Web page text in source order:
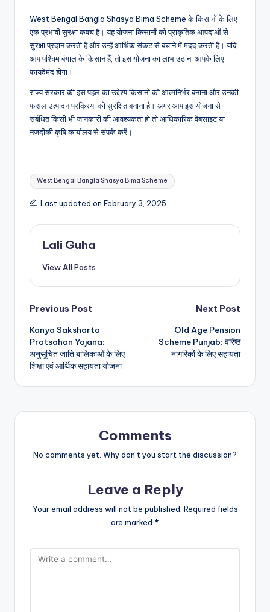
West Bengal Bangla Shasya Bima Scheme के किसानों के लिए
एक प्रभावी सुरक्षा कवच है। यह योजना किसानों को प्राकृतिक आपदाओं से
सुरक्षा प्रदान करती है और उन्हें आर्थिक संकट से बचाने में मदद करती है। यदि
आप पश्चिम बंगाल के किसान हैं, तो इस योजना का लाभ उठाना आपके लिए
फायदेमंद होगा।
राज्य सरकार की इस पहल का उद्देश्य किसानों को आत्मनिर्भर बनाना और उनकी
फसल उत्पादन प्रक्रिया को सुरक्षित बनाना है। अगर आप इस योजना से
संबंधित किसी भी जानकारी की आवश्यकता हो तो आधिकारिक वेबसाइट या
नजदीकी कृषि कार्यालय से संपर्क करें।
Tags:
West Bengal Bangla Shasya Bima Scheme
Last updated on February 3, 2025
Lali Guha
View All Posts
Post
navigation
Previous Post
Kanya Saksharta
Protsahan Yojana:
अनुसूचित जाति बालिकाओं के लिए
शिक्षा एवं आर्थिक सहायता योजना
Next Post
Old Age Pension
Scheme Punjab: वरिष्ठ
नागरिकों के लिए सहायता
Comments
No comments yet. Why don’t you start the discussion?
Leave a Reply
Your email address will not be published. Required fields
are marked *